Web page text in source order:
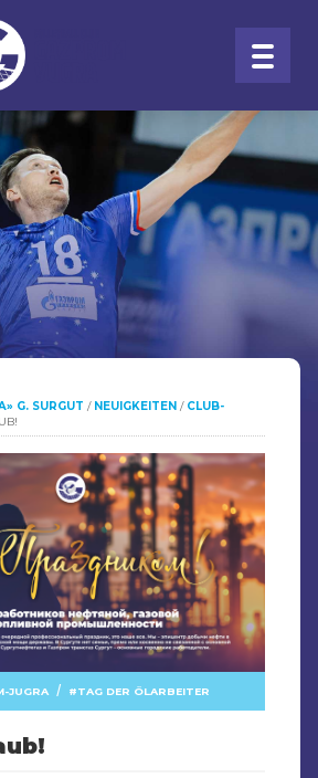
G. SURGUT / NEUIGKEITEN / CLUB-
JUGRA / TAG DER ÖLARBEITER